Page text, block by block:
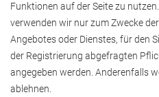
Funktionen auf der Seite zu
verwenden wir nur zum Zwecke
Angebotes oder Dienstes, für den
der Registrierung abgefragten
angegeben werden. Anderenfalls
ablehnen.